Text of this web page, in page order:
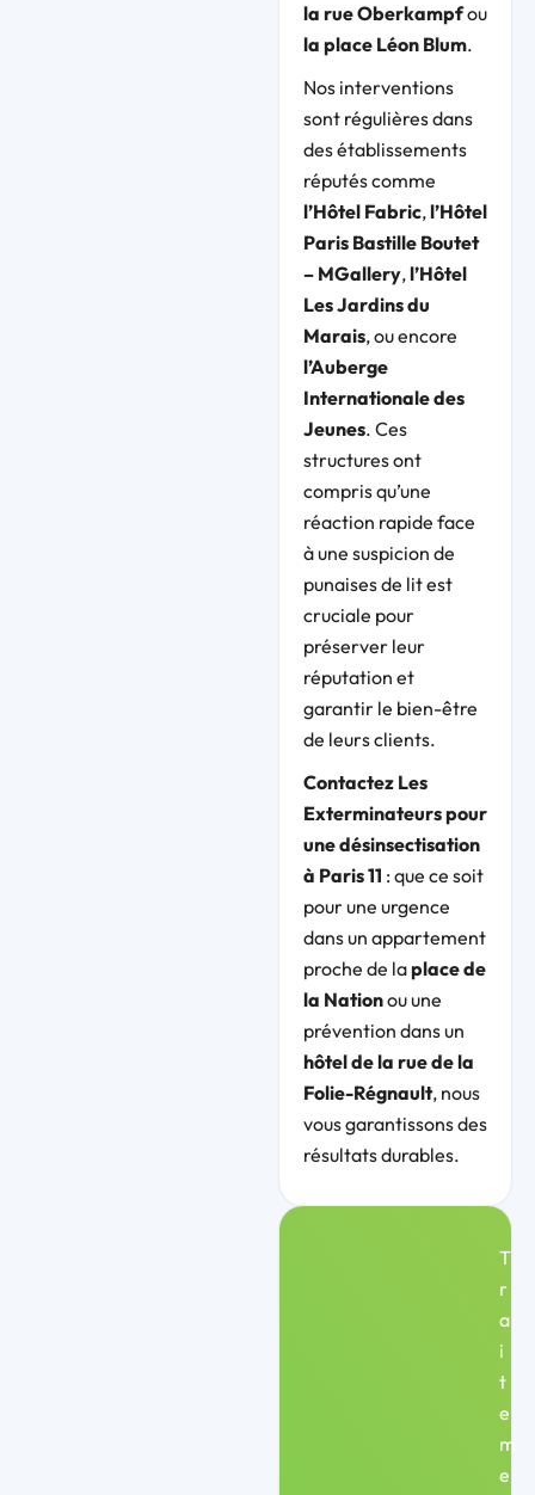
la rue Oberkampfou
la place Léon Blum.
Nos interventions
sont régulières dans
des établissements
réputés comme
l’Hôtel Fabric,l’Hôtel
Paris Bastille Boutet
– MGallery,l’Hôtel
Les Jardins du
Marais, ou encore
l’Auberge
Internationale des
Jeunes. Ces
structures ont
compris qu’une
réaction rapide face
à une suspicion de
punaises de lit est
cruciale pour
préserver leur
réputation et
garantir le bien-être
de leurs clients.
Contactez Les
Exterminateurs pour
une désinsectisation
à Paris 11 : que ce soit
pour une urgence
dans un appartement
proche de laplace de
la Nationou une
prévention dans un
hôtel de la rue de la
Folie-Régnault, nous
vous garantissons des
résultats durables.
T
r
a
i
t
e
m
e